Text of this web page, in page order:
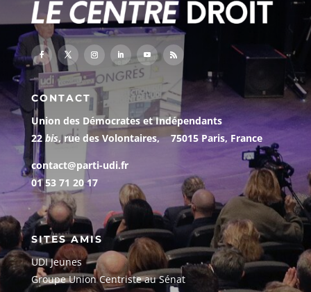
CONTACT
Union des Démocrates et Indépendants
22 bis, rue des Volontaires, 75015 Paris, France
contact@parti-udi.fr
01 53 71 20 17
SITES AMIS
UDI Jeunes
Groupe Union Centriste au Sénat